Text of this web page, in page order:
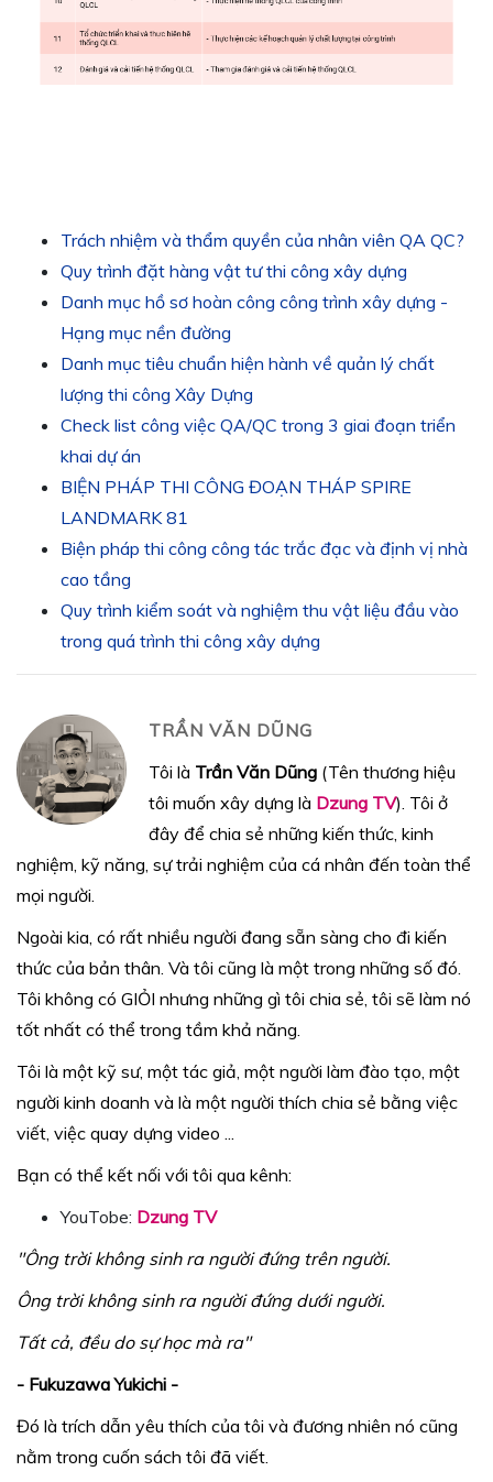
Trách nhiệm và thẩm quyền của nhân viên QA QC?
Quy trình đặt hàng vật tư thi công xây dựng
Danh mục hồ sơ hoàn công công trình xây dựng -
Hạng mục nền đường
Danh mục tiêu chuẩn hiện hành về quản lý chất
lượng thi công Xây Dựng
Check list công việc QA/QC trong 3 giai đoạn triển
khai dự án
BIỆN PHÁP THI CÔNG ĐOẠN THÁP SPIRE
LANDMARK 81
Biện pháp thi công công tác trắc đạc và định vị nhà
cao tầng
Quy trình kiểm soát và nghiệm thu vật liệu đầu vào
trong quá trình thi công xây dựng
TRẦN VĂN DŨNG
Tôi là Trần Văn Dũng (Tên thương hiệu
tôi muốn xây dựng là Dzung TV). Tôi ở
đây để chia sẻ những kiến thức, kinh
nghiệm, kỹ năng, sự trải nghiệm của cá nhân đến toàn thể
mọi người.
Ngoài kia, có rất nhiều người đang sẵn sàng cho đi kiến
thức của bản thân. Và tôi cũng là một trong những số đó.
Tôi không có GIỎI nhưng những gì tôi chia sẻ, tôi sẽ làm nó
tốt nhất có thể trong tầm khả năng.
Tôi là một kỹ sư, một tác giả, một người làm đào tạo, một
người kinh doanh và là một người thích chia sẻ bằng việc
viết, việc quay dựng video ...
Bạn có thể kết nối với tôi qua kênh:
YouTobe: Dzung TV
"Ông trời không sinh ra người đứng trên người.
Ông trời không sinh ra người đứng dưới người.
Tất cả, đều do sự học mà ra"
- Fukuzawa Yukichi -
Đó là trích dẫn yêu thích của tôi và đương nhiên nó cũng
nằm trong cuốn sách tôi đã viết.